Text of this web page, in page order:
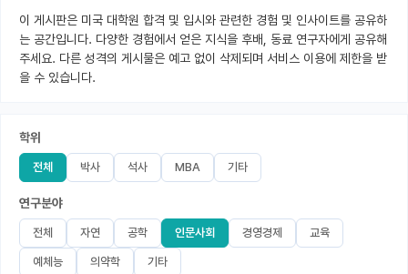
특수/전문대학원 게시판
반도체/AI 게시판
장학금/장학생 게시판
홍보 게시판
유학교육
이벤트
이 게시판은 미국 대학원 합격 및 입시와 관련한 경험 및 인사이트를 공유하
는 공간입니다. 다양한 경험에서 얻은 지식을 후배, 동료 연구자에게 공유해
주세요. 다른 성격의 게시물은 예고 없이 삭제되며 서비스 이용에 제한을 받
을 수 있습니다.
학위
전체 박사 석사 MBA 기타
연구분야
전체 자연 공학 인문사회 경영경제 교육
예체능 의약학 기타